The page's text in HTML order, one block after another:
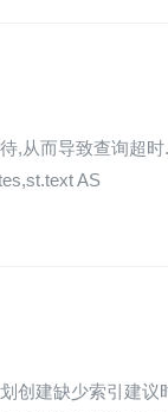
,从而导致查询超时
AS
创建缺少索引建议